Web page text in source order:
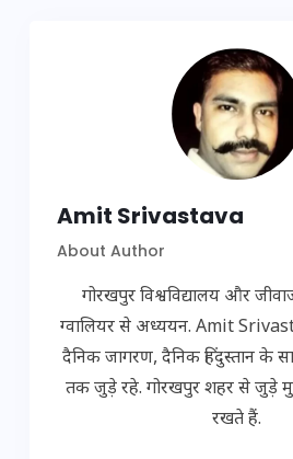
Amit Srivastava
About Author
गोरखपुर विश्वविद्यालय और
ग्वालियर से अध्ययन. Amit
दैनिक जागरण, दैनिक हिंदुस्तान के
तक जुड़े रहे. गोरखपुर शहर से जुड़े
रखते हैं.